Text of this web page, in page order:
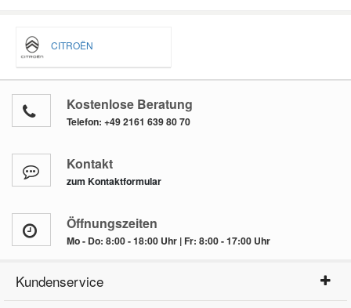
CITROËN
Kostenlose Beratung
Telefon: +49 2161 639 80 70
Kontakt
zum Kontaktformular
Öffnungszeiten
Mo - Do: 8:00 - 18:00 Uhr | Fr: 8:00 - 17:00 Uhr
Kundenservice